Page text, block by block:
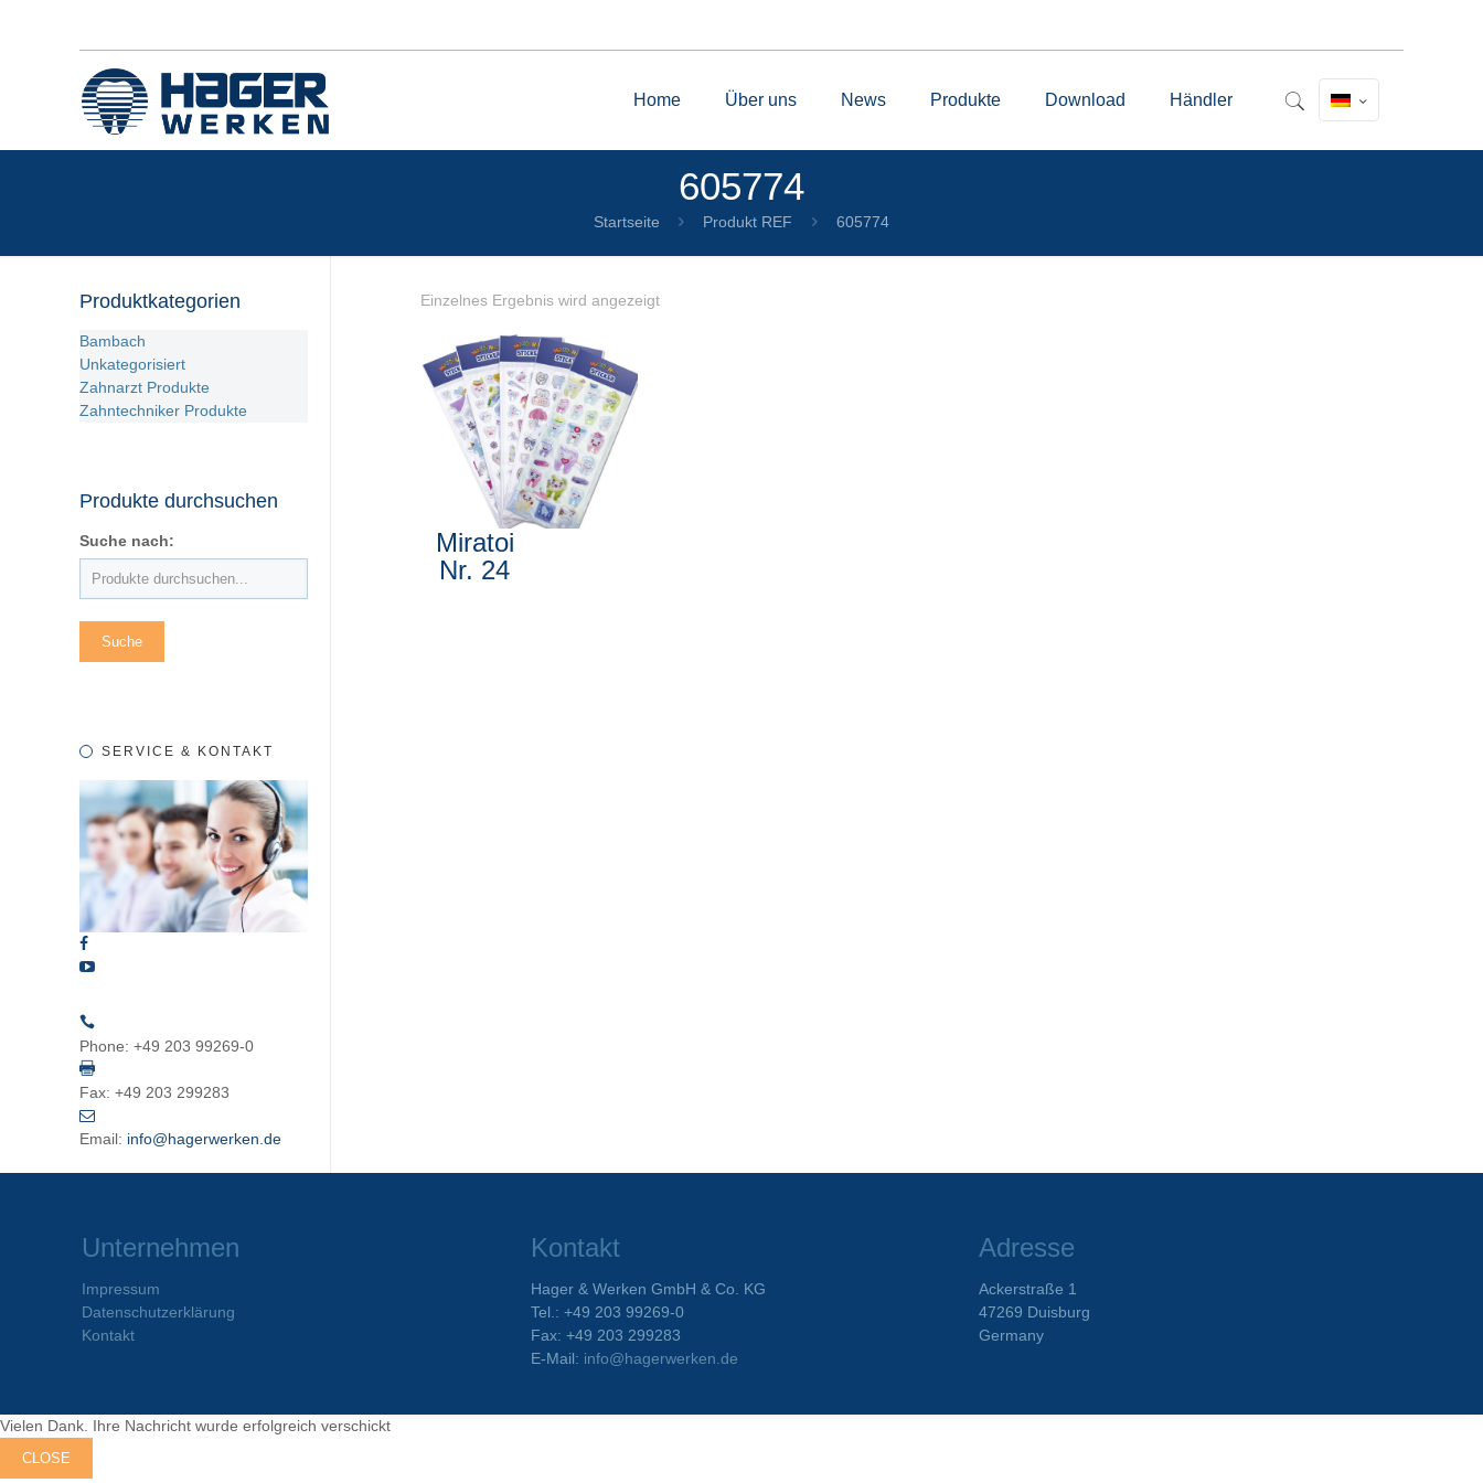
Home Über uns News Produkte Download Händler
605774
Startseite Produkt REF 605774
Einzelnes Ergebnis wird angezeigt
Miratoi
Nr. 24
Produktkategorien
Bambach
Unkategorisiert
Zahnarzt Produkte
Zahntechniker Produkte
Produkte durchsuchen
Suche nach:
SERVICE & KONTAKT
Phone: +49 203 99269-0
Fax: +49 203 299283
Email: info@hagerwerken.de
Unternehmen
Impressum
Datenschutzerklärung
Kontakt
Kontakt
Hager & Werken GmbH & Co. KG
Tel.: +49 203 99269-0
Fax: +49 203 299283
E-Mail: info@hagerwerken.de
Adresse
Ackerstraße 1
47269 Duisburg
Germany
Vielen Dank. Ihre Nachricht wurde erfolgreich verschickt
CLOSE